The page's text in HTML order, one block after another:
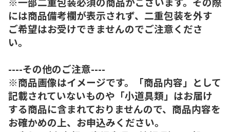
には商品備考欄が表示されず、二重包装を外す
ご希望はお受けできませんのでご注意くださ
い。
----その他のご注意----
※商品画像はイメージです。「商品内容」として
記載されていないものや「小道具類」はお届け
する商品に含まれておりませんので、商品内容を
お確かめの上、お申込みください。